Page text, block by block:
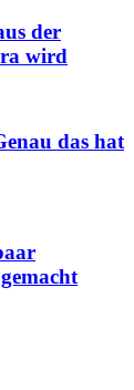
der
wird
das hat